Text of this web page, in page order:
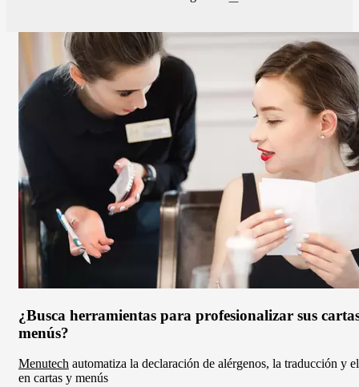
se
pierda
estos
13
consejos.
¿Busca herramientas para profesionalizar sus
menús?
Menutech automatiza la declaración de alérgenos, la traducción y
en cartas y menús